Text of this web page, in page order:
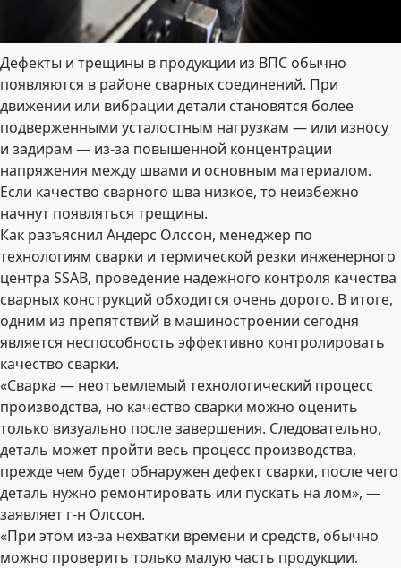
Дефекты и трещины в продукции из ВПС обычно
появляются в районе сварных соединений. При
движении или вибрации детали становятся более
подверженными усталостным нагрузкам — или износу
и задирам — из-за повышенной концентрации
напряжения между швами и основным материалом.
Если качество сварного шва низкое, то неизбежно
начнут появляться трещины.
Как разъяснил Андерс Олссон, менеджер по
технологиям сварки и термической резки инженерного
центра SSAB, проведение надежного контроля качества
сварных конструкций обходится очень дорого. В итоге,
одним из препятствий в машиностроении сегодня
является неспособность эффективно контролировать
качество сварки.
«Сварка — неотъемлемый технологический процесс
производства, но качество сварки можно оценить
только визуально после завершения. Следовательно,
деталь может пройти весь процесс производства,
прежде чем будет обнаружен дефект сварки, после чего
деталь нужно ремонтировать или пускать на лом», —
заявляет г-н Олссон.
«При этом из-за нехватки времени и средств, обычно
можно проверить только малую часть продукции.